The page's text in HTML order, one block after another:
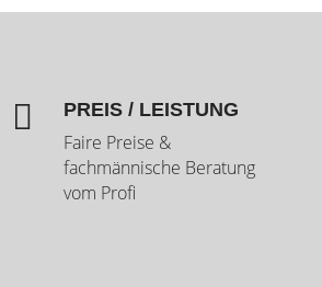
 PREIS / LEISTUNG
Faire Preise &
fachmännische Beratung
vom Profi